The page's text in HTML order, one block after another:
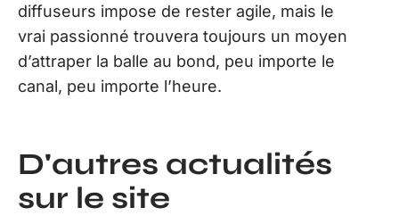
diffuseurs impose de rester agile, mais le
vrai passionné trouvera toujours un moyen
d’attraper la balle au bond, peu importe le
canal, peu importe l’heure.
D'autres actualités
sur le site